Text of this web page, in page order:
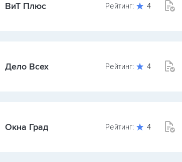
ВиТ Плюс Рейтинг: 4
Дело Всех Рейтинг: 4
Окна Град Рейтинг: 4